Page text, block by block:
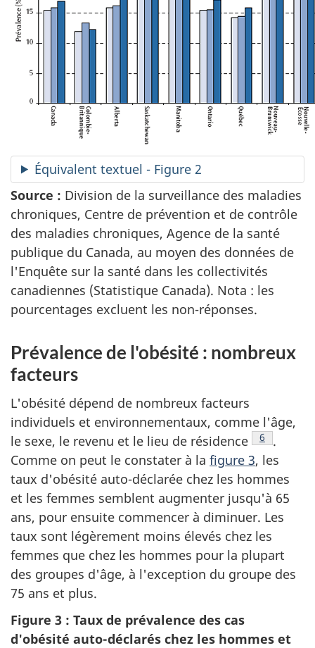
Équivalent textuel - Figure 2
Source : Division de la surveillance des maladies
chroniques, Centre de prévention et de contrôle
des maladies chroniques, Agence de la santé
publique du Canada, au moyen des données de
l'Enquête sur la santé dans les collectivités
canadiennes (Statistique Canada). Nota : les
pourcentages excluent les non-réponses.
Prévalence de l'obésité : nombreux
facteurs
L'obésité dépend de nombreux facteurs
individuels et environnementaux, comme l'âge,
le sexe, le revenu et le lieu de résidence
Note de
6
.
Comme on peut le constater à la figure 3, les
taux d'obésité auto-déclarée chez les hommes
et les femmes semblent augmenter jusqu'à 65
ans, pour ensuite commencer à diminuer. Les
taux sont légèrement moins élevés chez les
femmes que chez les hommes pour la plupart
des groupes d'âge, à l'exception du groupe des
75 ans et plus.
Figure 3 : Taux de prévalence des cas
d'obésité auto-déclarés chez les hommes et